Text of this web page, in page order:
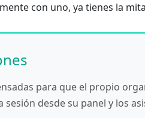
con uno, ya tienes la
para que el propio
desde su panel y los